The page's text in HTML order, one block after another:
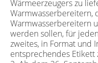
Wärmeerzeugers zu
Warmwasserbereitern,
Warmwasserbereitern
werden sollen, für
zweites, in Format und
entsprechendes Etikett